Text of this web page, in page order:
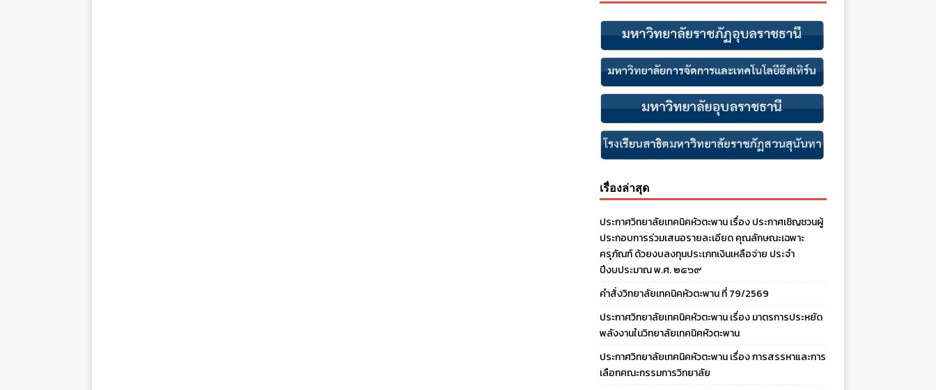
เรื่องล่าสุด
ประกาศวิทยาลัยเทคนิคหัวตะพาน เรื่อง ประกาศเชิญชวนผู้
ประกอบการร่วมเสนอรายละเอียด คุณลักษณะเฉพาะ
ครุภัณฑ์ ด้วยงบลงทุนประเภทเงินเหลือจ่าย ประจํา
ปีงบประมาณ พ.ศ. ๒๕๖๙
คำสั่งวิทยาลัยเทคนิคหัวตะพาน ที่ 79/2569
ประกาศวิทยาลัยเทคนิคหัวตะพาน เรื่อง มาตรการประหยัด
พลังงานในวิทยาลัยเทคนิคหัวตะพาน
ประกาศวิทยาลัยเทคนิคหัวตะพาน เรื่อง การสรรหาและการ
เลือกคณะกรรมการวิทยาลัย